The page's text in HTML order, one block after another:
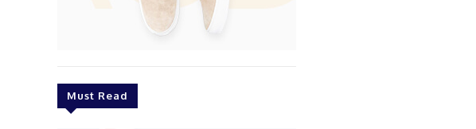
Must Read